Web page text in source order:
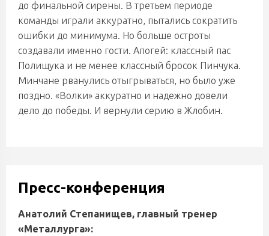
до финальной сирены. В третьем периоде
команды играли аккуратно, пытались сократить
ошибки до минимума. Но больше остроты
создавали именно гости. Апогей: классный пас
Полищука и не менее классный бросок Пинчука.
Минчане рванулись отыгрываться, но было уже
поздно. «Волки» аккуратно и надежно довели
дело до победы. И вернули серию в Жлобин.
Пресс-конференция
Анатолий Степанищев, главный тренер
«Металлурга»: